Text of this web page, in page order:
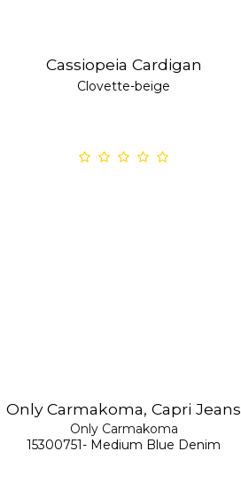
Cassiopeia Cardigan
Clovette-beige
Only Carmakoma, Capri Jeans
Only Carmakoma
15300751- Medium Blue Denim